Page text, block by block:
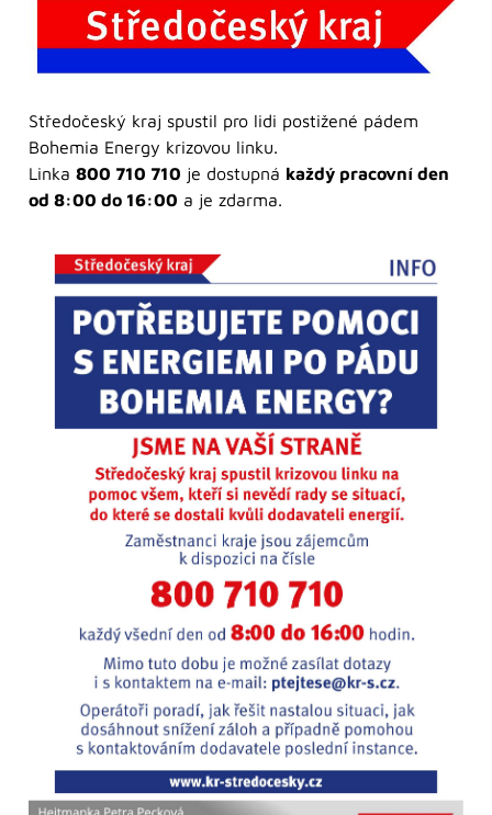
Středočeský kraj spustil pro lidi postižené pádem
Bohemia Energy krizovou linku.
Linka 800 710 710 je dostupná každý pracovní den
od 8:00 do 16:00 a je zdarma.